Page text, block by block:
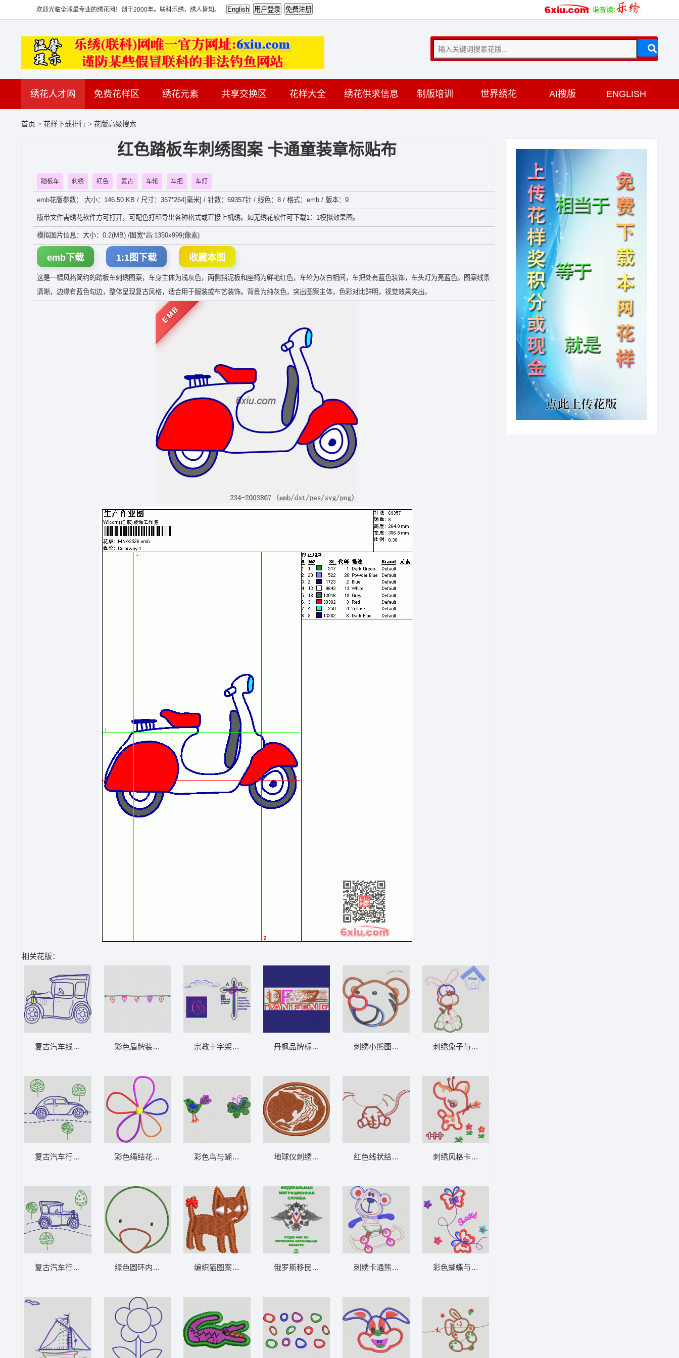
欢迎光临全球最专业的绣花网！创于2000年。联科乐绣，绣人皆知。
绣花人才网 免费花样区 绣花元素 共享交换区 花样大全 绣花供求信息 制版培训 世界绣花 AI搜版 ENGLISH
首页 > 花样下载排行 > 花版高级搜索
红色踏板车刺绣图案 卡通童装章标贴布
踏板车 刺绣 红色 复古 车轮 车把 车灯
emb花版参数： 大小：146.50 KB / 尺寸：357*264[毫米] / 针数：69357针 / 线色：8 / 格式：emb / 版本：9
版带文件需绣花软件方可打开，可配色打印导出各种格式或直接上机绣。如无绣花软件可下载1：1模拟效果图。
模拟图片信息：大小：0.2(MB) /图宽*高:1350x999(像素)
emb下载 1:1图下载 收藏本图
这是一幅风格简约的踏板车刺绣图案，车身主体为浅灰色，两侧挡泥板和座椅为鲜艳红色，车轮为灰白相间，车把处有蓝色装饰，车头灯为亮蓝色。图案线条
清晰，边缘有蓝色勾边，整体呈现复古风格，适合用于服装或布艺装饰。背景为纯灰色，突出图案主体，色彩对比鲜明，视觉效果突出。
EMB
相关花版：
复古汽车线描图 卡通童装章标贴布
复古汽车行驶在乡间小路 卡通童装章标贴布
复古汽车行驶在乡间小路 卡通童装章标贴布
彩色盾牌装饰挂饰 卡通童装章标贴布
彩色绳结花朵图案 卡通童装章标贴布
绿色圆环内含橙色嘴和黑点 卡通童装章标贴
宗教十字架与装饰图案设计 卡通童装章标贴
彩色鸟与蝴蝶刺绣图案 卡通童装章标贴布
编织猫图案刺绣 卡通童装章标贴布
丹枫品牌标志设计 卡通童装章标贴布
地球仪刺绣徽章 卡通童装章标贴布
俄罗斯移民局鄂木斯克分局纪念徽章 卡通童
刺绣小熊图案设计 卡通童装章标贴布
红色线状结构示意图 卡通童装章标贴布
刺绣卡通熊玩滑板 卡通童装章标贴布